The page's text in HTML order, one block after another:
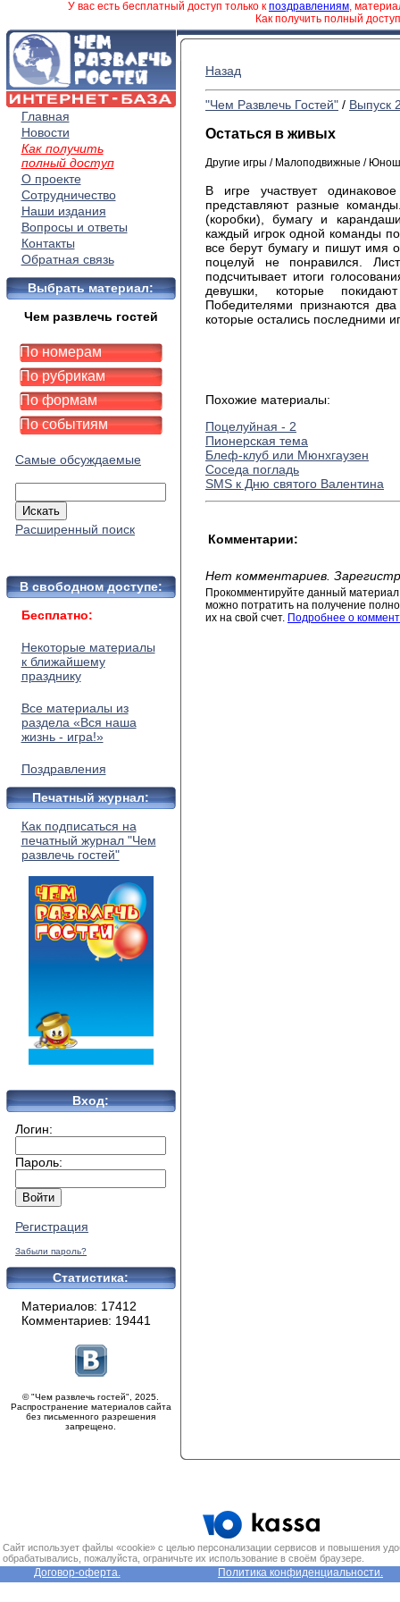
У вас есть бесплатный доступ только к поздравлениям,
Как получить полный
Главная
Новости
Как получить
полный доступ
О проекте
Сотрудничество
Наши издания
Вопросы и ответы
Контакты
Обратная связь
Выбрать материал:
Чем развлечь гостей
По номерам
По рубрикам
По формам
По событиям
Самые обсуждаемые
Расширенный поиск
В свободном доступе:
Бесплатно:
Некоторые материалы
к ближайшему
празднику
Все материалы из
раздела «Вся наша
жизнь - игра!»
Поздравления
Печатный журнал:
Как подписаться на
печатный журнал "Чем
развлечь гостей"
Вход:
Логин:
Пароль:
Регистрация
Забыли пароль?
Статистика:
Материалов: 17412
Комментариев: 19441
© "Чем развлечь гостей", 2025.
Распространение материалов сайта
без письменного разрешения
запрещено.
Назад
"Чем Развлечь Гостей" / Выпуск
Остаться в живых
Другие игры / Малоподвижные /
В игре участвует
представ­ляют разные
(коробки), бумагу и
каждый игрок одной команды
все берут бумагу и пишут имя
поцелуй не понравился.
подсчитывает итоги
девушки, которые
Победителями признаются
которые остались последними
Похожие материалы:
Поцелуйная - 2
Пионерская тема
Блеф-клуб или Мюнхгаузен
Соседа погладь
SMS к Дню святого Валентина
Комментарии:
Нет комментариев.
Прокомментируйте данный
можно потратить на получение
их на свой счет. Подробнее о
Сайт использует файлы «cookie» с целью персонализации сервисов и повышения
обрабатывались, пожалуйста, ограничьте их использование в своём браузере.
Договор-оферта. Политика конфиденциальности.